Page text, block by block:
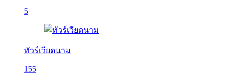
5
ทัวร์เวียดนาม
155